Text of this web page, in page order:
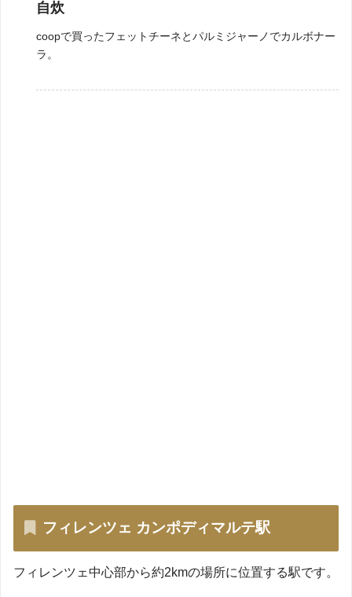
自炊
coopで買ったフェットチーネとパルミジャーノでカルボナー
ラ。
フィレンツェ カンポディマルテ駅
フィレンツェ中心部から約2kmの場所に位置する駅です。